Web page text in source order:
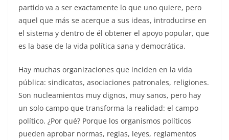
partido va a ser exactamente lo que uno quiere, pero
aquel que más se acerque a sus ideas, introducirse en
el sistema y dentro de él obtener el apoyo popular, que
es la base de la vida política sana y democrática.
Hay muchas organizaciones que inciden en la vida
pública: sindicatos, asociaciones patronales, religiones.
Son nucleamientos muy dignos, muy sanos, pero hay
un solo campo que transforma la realidad: el campo
político. ¿Por qué? Porque los organismos políticos
pueden aprobar normas, reglas, leyes, reglamentos